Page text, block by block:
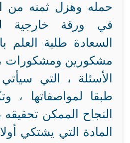
حمله وهزل ثمنه من
في ورقة خارجية
السعادة طلبة العلم
مشكورين ومشكورات
الأسئلة ، التي سيأتي
طبقا لمواصفاتها ،
النجاح الممكن
المادة التي يشتكي